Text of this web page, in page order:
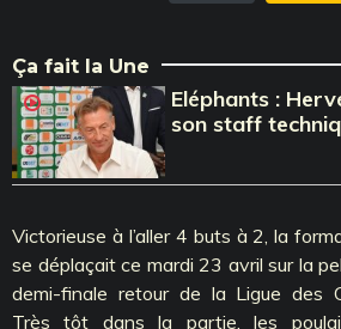
Ça fait la Une
Eléphants :
son staff
Victorieuse à l’aller 4 buts à 2, la
se déplaçait ce mardi 23 avril sur la
demi-finale retour de la Ligue des
Très tôt dans la partie, les